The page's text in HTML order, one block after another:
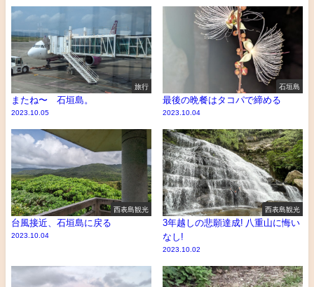
旅行
またね〜 石垣島。
2023.10.05
石垣島
最後の晩餐はタコパで締める
2023.10.04
西表島観光
台風接近、石垣島に戻る
2023.10.04
西表島観光
3年越しの悲願達成! 八重山に悔い
なし!
2023.10.02